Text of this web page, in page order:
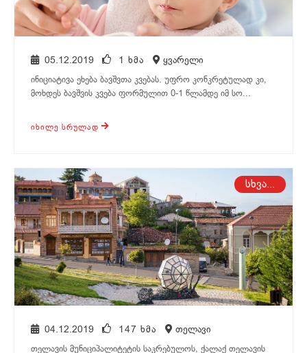
05.12.2019 1 ᲮᲛᲐ ყვარელი
ინიციატივა ეხება ბავშვთა კვებას. უფრო კონკრეტულად კი,
მოხდეს ბავშვის კვება ფორმულით 0-1 წლამდე იმ სო...
ᲘᲮᲘᲚᲔ ᲡᲠᲣᲚᲐᲓ
სხვა...
თელავი
04.12.2019 147 ᲮᲛᲐ თელავი
თელავის მუნიციპალიტეტის საკრებულოს, ქალაქ თელავის